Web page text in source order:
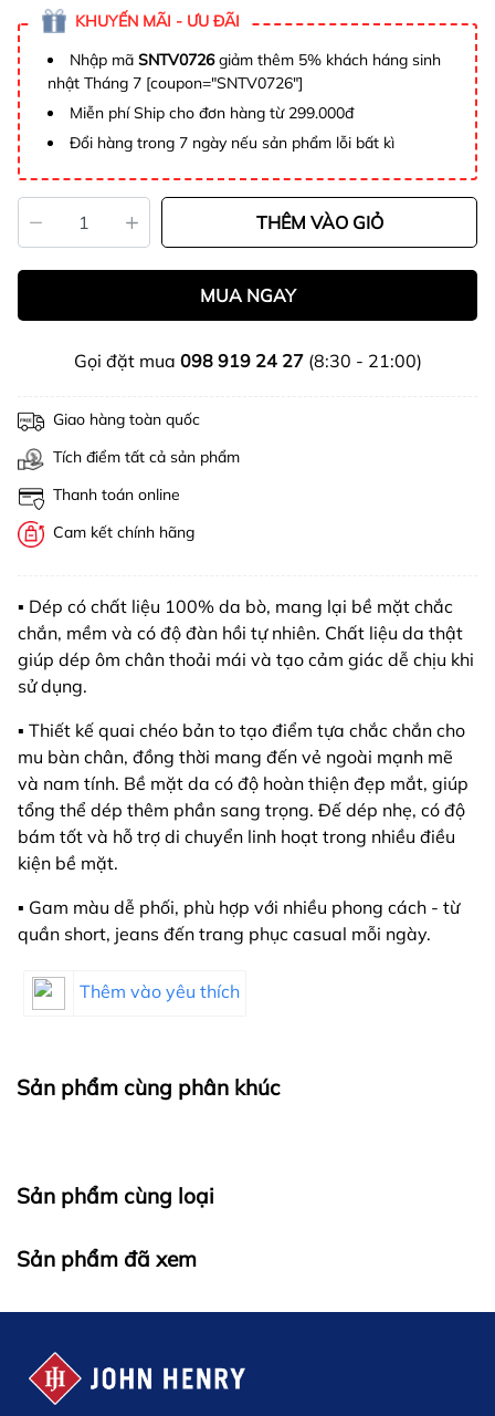
KHUYẾN MÃI - ƯU ĐÃI
Nhập mã SNTV0726giảm thêm 5% khách háng sinh
nhật Tháng 7 [coupon="SNTV0726"]
Miễn phí Ship cho đơn hàng từ 299.000đ
Đổi hàng trong 7 ngày nếu sản phẩm lỗi bất kì
THÊM VÀO GIỎ
MUA NGAY
Gọi đặt mua 098 919 24 27(8:30 - 21:00)
Giao hàng toàn quốc
Tích điểm tất cả sản phẩm
Thanh toán online
Cam kết chính hãng
▪️ Dép có chất liệu 100% da bò, mang lại bề mặt chắc
chắn, mềm và có độ đàn hồi tự nhiên. Chất liệu da thật
giúp dép ôm chân thoải mái và tạo cảm giác dễ chịu khi
sử dụng.
▪️ Thiết kế quai chéo bản to tạo điểm tựa chắc chắn cho
mu bàn chân, đồng thời mang đến vẻ ngoài mạnh mẽ
và nam tính. Bề mặt da có độ hoàn thiện đẹp mắt, giúp
tổng thể dép thêm phần sang trọng. Đế dép nhẹ, có độ
bám tốt và hỗ trợ di chuyển linh hoạt trong nhiều điều
kiện bề mặt.
▪️ Gam màu dễ phối, phù hợp với nhiều phong cách - từ
quần short, jeans đến trang phục casual mỗi ngày.
Thêm vào yêu thích
Sản phẩm cùng phân khúc
Sản phẩm cùng loại
Sản phẩm đã xem